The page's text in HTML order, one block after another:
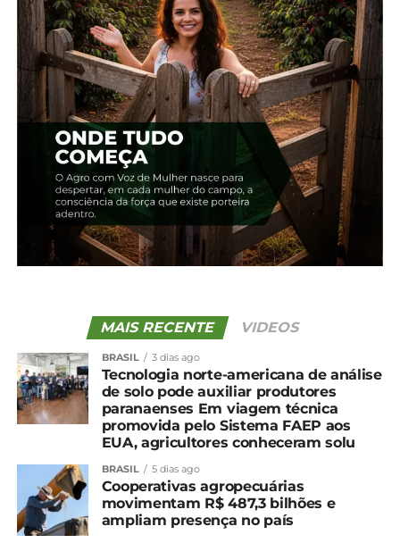
orgânica, ou seja, sem uso de produtos químicos
no processo. Vilson se orgulha em dizer que
atualmente seu trabalho se dá quase que
totalmente com produtos biológicos. “Nos planos
para o futuro temos como objetivo a certificação
total da propriedade e todas as culturas orgânicas”,
destacou.
A propriedade de Vilson está sendo acompanhada
pelo programa Paraná Mais Orgânico, uma iniciativa
da Unicentro e Instituto de Desenvolvimento Rural
(IDR-PARANÁ), com o apoio da Coafra.
replantar ano a ano mais frutíferas, já que há falta
de produtos de qualidade no mercado”.
*Redação/Daiara Souza
Compartilhe isso:
Facebook 18+
MAIS RECENTE VIDEOS
BRASIL 3 dias ago
Tecnologia norte-americana de análise
de solo pode auxiliar produtores
paranaenses Em viagem técnica
promovida pelo Sistema FAEP aos
EUA, agricultores conheceram solu
BRASIL 5 dias ago
Cooperativas agropecuárias
movimentam R$ 487,3 bilhões e
ampliam presença no país